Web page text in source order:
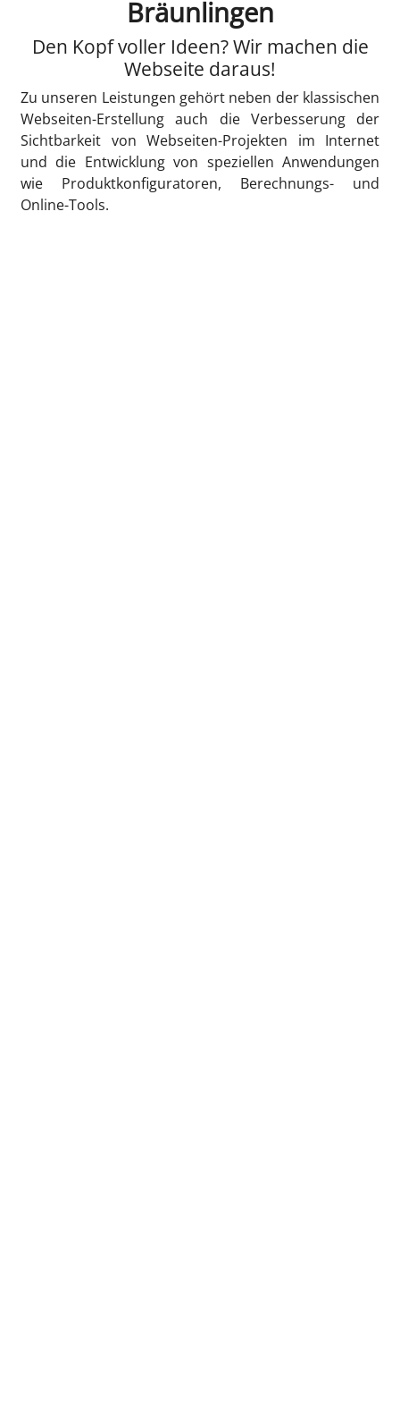
Bräunlingen
Den Kopf voller Ideen? Wir machen die
Webseite daraus!
Zu unseren Leistungen gehört neben der klassischen
Webseiten-Erstellung auch die Verbesserung der
Sichtbarkeit von Webseiten-Projekten im Internet
und die Entwicklung von speziellen Anwendungen
wie Produktkonfiguratoren, Berechnungs- und
Online-Tools.